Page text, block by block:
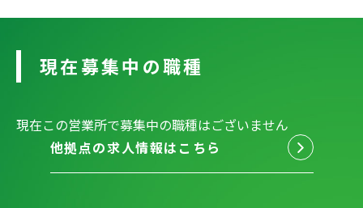
現在募集中の職種
現在この営業所で募集中の職種はございません
他拠点の求人情報はこちら